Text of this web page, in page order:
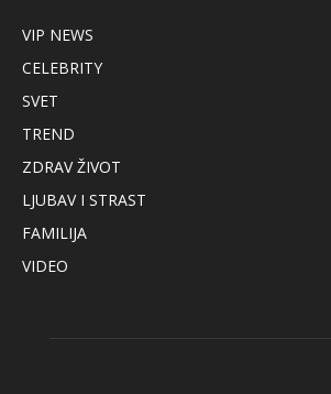
VIP NEWS
CELEBRITY
SVET
TREND
ZDRAV ŽIVOT
LJUBAV I STRAST
FAMILIJA
VIDEO